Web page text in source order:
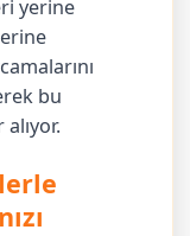
yerine
bu